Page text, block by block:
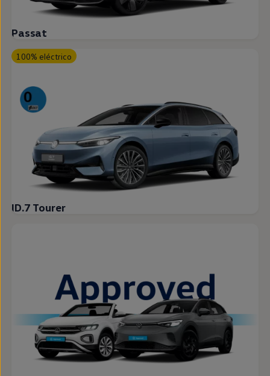
Passat
100% eléctrico
ID.7 Tourer